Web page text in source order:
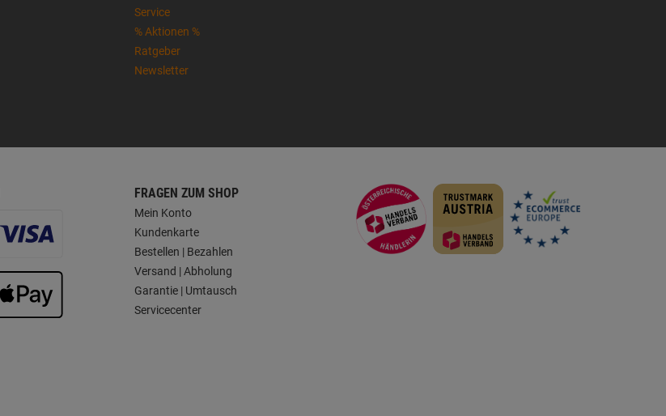
Service
% Aktionen %
Ratgeber
Newsletter
FRAGEN ZUM SHOP
Mein Konto
Kundenkarte
Bestellen | Bezahlen
Versand | Abholung
Garantie | Umtausch
Servicecenter